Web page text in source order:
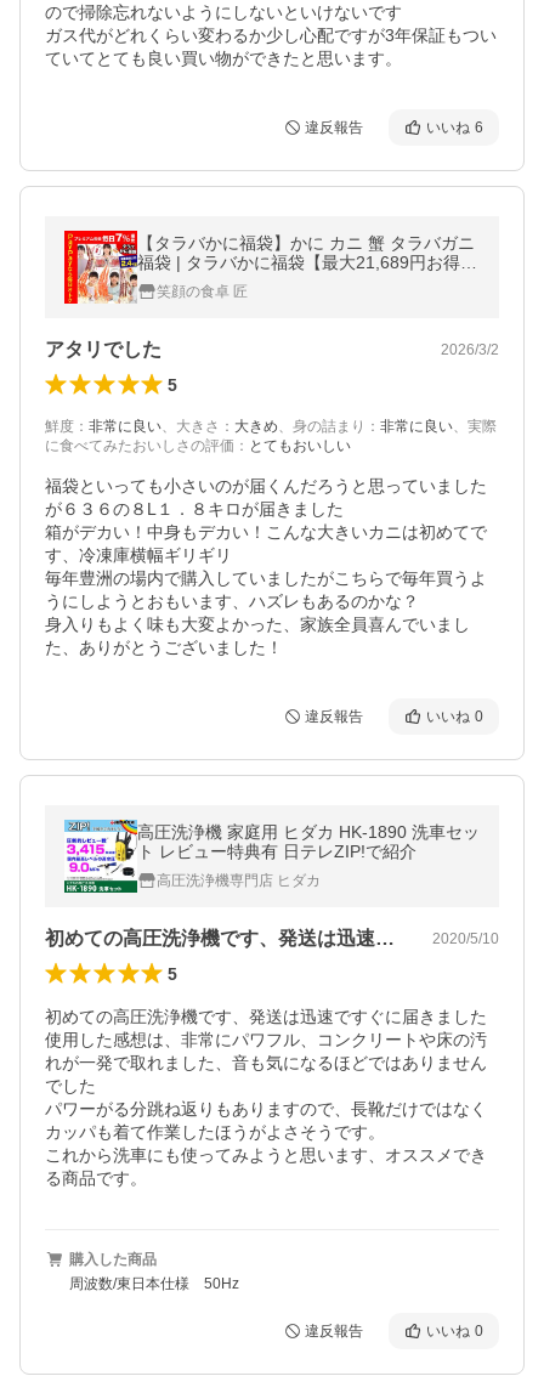
ので掃除忘れないようにしないといけないです
ガス代がどれくらい変わるか少し心配ですが3年保証もつい
ていてとても良い買い物ができたと思います。
違反報告 いいね 6
【タラバかに福袋】かに カニ 蟹 タラバガニ
福袋 | タラバかに福袋【最大21,689円お得】
どれでもお得 32,800円?12,800円のタラバガ
ニ5種からお届け
笑顔の食卓 匠
アタリでした 2026/3/2
5
鮮度 ： 非常に良い、 大きさ ： 大きめ、 身の詰まり ： 非常に良い、 実際
に食べてみたおいしさの評価 ： とてもおいしい
福袋といっても小さいのが届くんだろうと思っていました
が６３６の８L１．８キロが届きました
箱がデカい！中身もデカい！こんな大きいカニは初めてで
す、冷凍庫横幅ギリギリ
毎年豊洲の場内で購入していましたがこちらで毎年買うよ
うにしようとおもいます、ハズレもあるのかな？
身入りもよく味も大変よかった、家族全員喜んでいまし
た、ありがとうございました！
違反報告 いいね 0
高圧洗浄機 家庭用 ヒダカ HK-1890 洗車セッ
ト レビュー特典有 日テレZIP!で紹介
高圧洗浄機専門店 ヒダカ
初めての高圧洗浄機です、発送は迅速です… 2020/5/10
5
初めての高圧洗浄機です、発送は迅速ですぐに届きました
使用した感想は、非常にパワフル、コンクリートや床の汚
れが一発で取れました、音も気になるほどではありません
でした
パワーがる分跳ね返りもありますので、長靴だけではなく
カッパも着て作業したほうがよさそうです。
これから洗車にも使ってみようと思います、オススメでき
る商品です。
購入した商品
周波数/東日本仕様 50Hz
違反報告 いいね 0